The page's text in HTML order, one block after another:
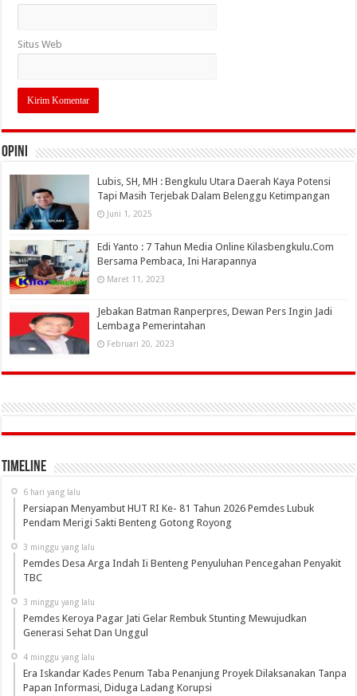
Situs Web
OPINI
Lubis, SH, MH : Bengkulu Utara Daerah Kaya Potensi
Tapi Masih Terjebak Dalam Belenggu Ketimpangan
Juni 1, 2025
Edi Yanto : 7 Tahun Media Online Kilasbengkulu.Com
Bersama Pembaca, Ini Harapannya
Maret 11, 2023
Jebakan Batman Ranperpres, Dewan Pers Ingin Jadi
Lembaga Pemerintahan
Februari 20, 2023
Timeline
6 hari yang lalu
Persiapan Menyambut HUT RI Ke- 81 Tahun 2026 Pemdes Lubuk
Pendam Merigi Sakti Benteng Gotong Royong
3 minggu yang lalu
Pemdes Desa Arga Indah Ii Benteng Penyuluhan Pencegahan Penyakit
TBC
3 minggu yang lalu
Pemdes Keroya Pagar Jati Gelar Rembuk Stunting Mewujudkan
Generasi Sehat Dan Unggul
4 minggu yang lalu
Era Iskandar Kades Penum Taba Penanjung Proyek Dilaksanakan Tanpa
Papan Informasi, Diduga Ladang Korupsi